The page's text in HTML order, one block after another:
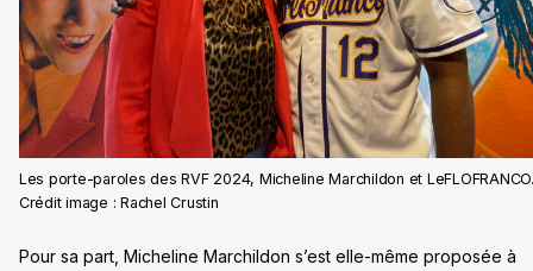
Les porte-paroles des RVF 2024, Micheline Marchildon et LeFLOFRANCO.
Crédit image : Rachel Crustin
Pour sa part, Micheline Marchildon s’est elle-même proposée à